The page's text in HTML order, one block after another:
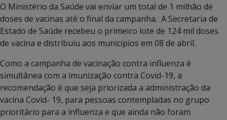
O Ministério da Saúde vai enviar um total de 1 milhão de
doses de vacinas até o final da campanha. A Secretaria de
Estado de Saúde recebeu o primeiro lote de 124 mil doses
de vacina e distribuiu aos municípios em 08 de abril.
Como a campanha de vacinação contra influenza é
simultânea com a imunização contra Covid-19, a
recomendação é que seja priorizada a administração da
vacina Covid- 19, para pessoas contempladas no grupo
prioritário para a influenza e que ainda não foram